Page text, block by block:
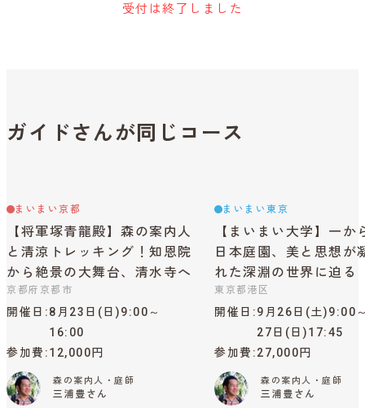
受付は終了しました
ガイドさんが同じコース
まいまい京都
【将軍塚青龍殿】森の案内人
と清涼トレッキング！知恩院
から絶景の大舞台、清水寺へ
京都府京都市
開催日
8月23日(日)9:00～
16:00
参加費 12,000円
森の案内人・庭師
三浦豊さん
まいまい東京
【まいまい大学】一か
日本庭園、美と思想が
れた深淵の世界に迫る
東京都港区
開催日
9月26日(土)9:00
27日(日)17:45
参加費 27,000円
森の案内人・庭師
三浦豊さん